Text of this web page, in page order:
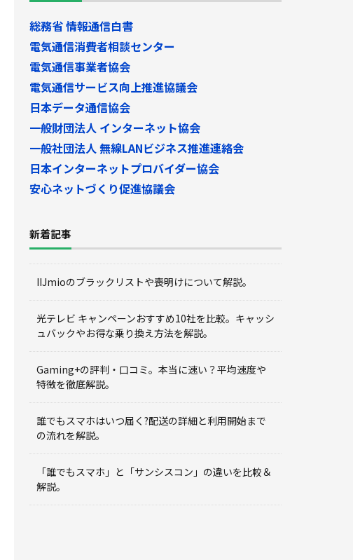
総務省情報通信白書
電気通信消費者相談センター
電気通信事業者協会
電気通信サービス向上推進協議会
日本データ通信協会
一般財団法人 インターネット協会
一般社団法人無線LANビジネス推進連絡会
日本インターネットプロバイダー協会
安心ネットづくり促進協議会
新着記事
IIJmioのブラックリストや喪明けについて解説。
光テレビ キャンペーンおすすめ10社を比較。キャッシ
ュバックやお得な乗り換え方法を解説。
Gaming+の評判・口コミ。本当に速い？平均速度や
特徴を徹底解説。
誰でもスマホはいつ届く?配送の詳細と利用開始まで
の流れを解説。
「誰でもスマホ」と「サンシスコン」の違いを比較＆
解説。